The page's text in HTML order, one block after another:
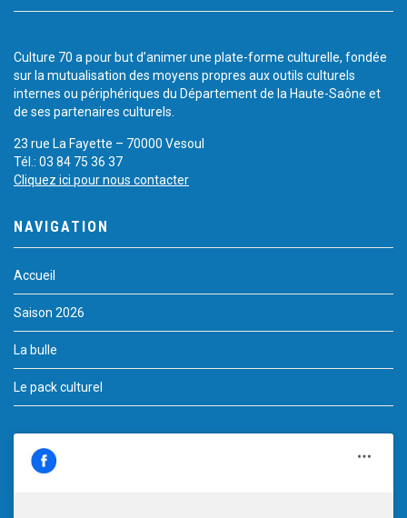
Culture 70 a pour but d’animer une plate-forme culturelle, fondée
sur la mutualisation des moyens propres aux outils culturels
internes ou périphériques du Département de la Haute-Saône et
de ses partenaires culturels.
23 rue La Fayette – 70000 Vesoul
Tél.: 03 84 75 36 37
Cliquez ici pour nous contacter
NAVIGATION
Accueil
Saison 2026
La bulle
Le pack culturel